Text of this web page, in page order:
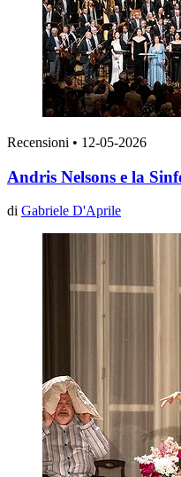
Recensioni • 12-05-2026
Andris Nelsons e la
di Gabriele D'Aprile